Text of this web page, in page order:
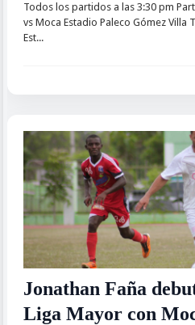
Todos los partidos a las 3:30 pm
vs Moca Estadio Paleco Gómez Villa
Est...
Jonathan Faña
Liga Mayor con